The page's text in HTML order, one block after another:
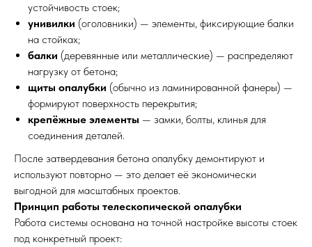
устойчивость стоек;
унивилки (оголовники) — элементы, фиксирующие балки
на стойках;
балки (деревянные или металлические) — распределяют
нагрузку от бетона;
щиты опалубки (обычно из ламинированной фанеры) —
формируют поверхность перекрытия;
крепёжные элементы — замки, болты, клинья для
соединения деталей.
После затвердевания бетона опалубку демонтируют и
используют повторно — это делает её экономически
выгодной для масштабных проектов.
Принцип работы телескопической опалубки
Работа системы основана на точной настройке высоты стоек
под конкретный проект: